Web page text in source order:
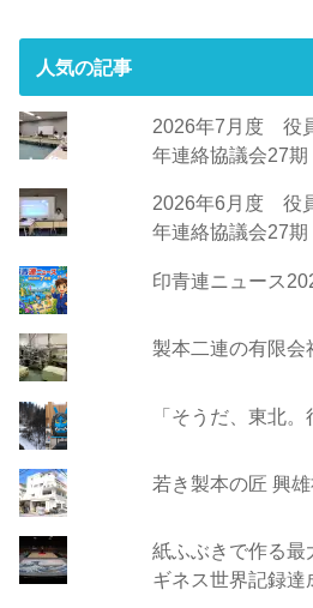
人気の記事
2026年7月度 役
年連絡協議会27期
2026年6月度 役
年連絡協議会27期
印青連ニュース
製本二連の有限
「そうだ、東北。
若き製本の匠 興
紙ふぶきで作る
ギネス世界記録達